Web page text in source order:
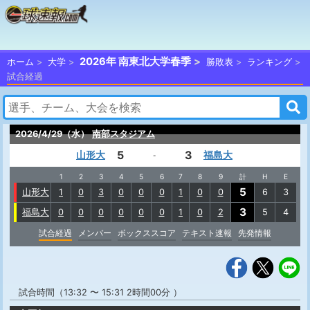
ホーム 大学 2026年 南東北大学春季 勝敗表
ランキング
試合経過
2026/4/29（水） 南部スタジアム
山形大 5 - 3 福島大
1 2 3 4 5 6 7 8 9 計 H E
山形大 1 0 3 0 0 0 1 0 0 5 6
3
福島大
0 0 0 0 0 0 1 0 2 3 5
4
試合経過
メンバー ボックススコア テキスト速報 先発情報
試合時間（13:32 〜 15:31 2時間00分 ）